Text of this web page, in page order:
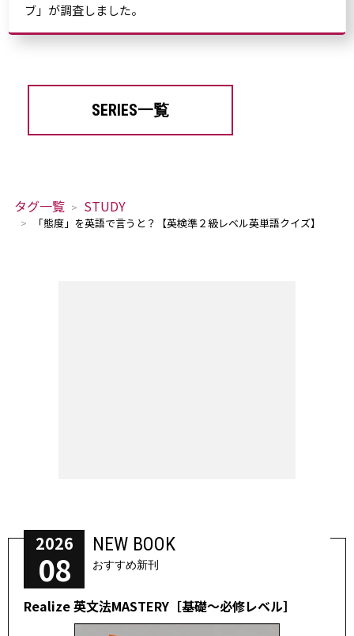
ブ」が調査しました。
SERIES一覧
タグ一覧 STUDY
「態度」を英語で言うと？【英検準２級レベル英単語クイズ】
2026
08
NEW BOOK
おすすめ新刊
Realize 英文法MASTERY［基礎～必修レベル］